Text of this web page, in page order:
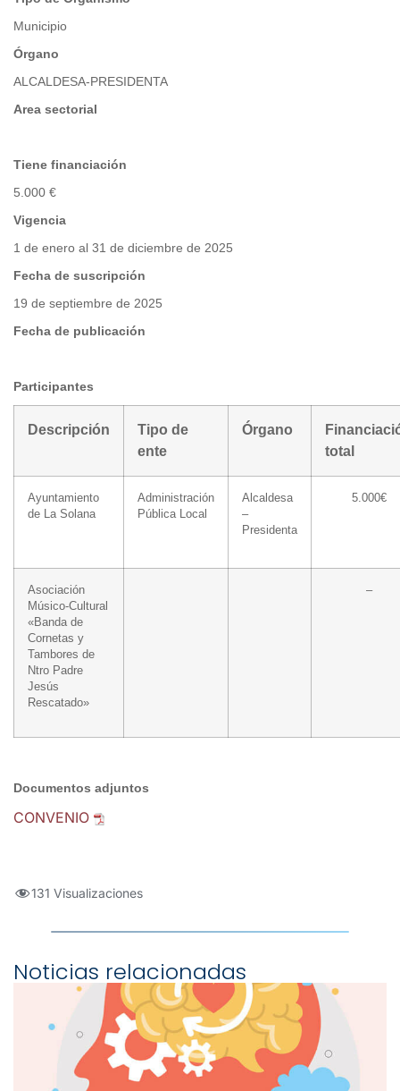
Municipio
Órgano
ALCALDESA-PRESIDENTA
Area sectorial
Tiene financiación
5.000 €
Vigencia
1 de enero al 31 de diciembre de 2025
Fecha de suscripción
19 de septiembre de 2025
Fecha de publicación
Participantes
Descripción
Tipo de
ente
Órgano
total
Ayuntamiento
de La Solana
Administración
Pública Local
Alcaldesa
–
Presidenta
5.000€
Asociación
Músico-Cultural
«Banda de
Cornetas y
Tambores de
Ntro Padre
Jesús
Rescatado»
–
Documentos adjuntos
CONVENIO
131 Visualizaciones
Noticias relacionadas